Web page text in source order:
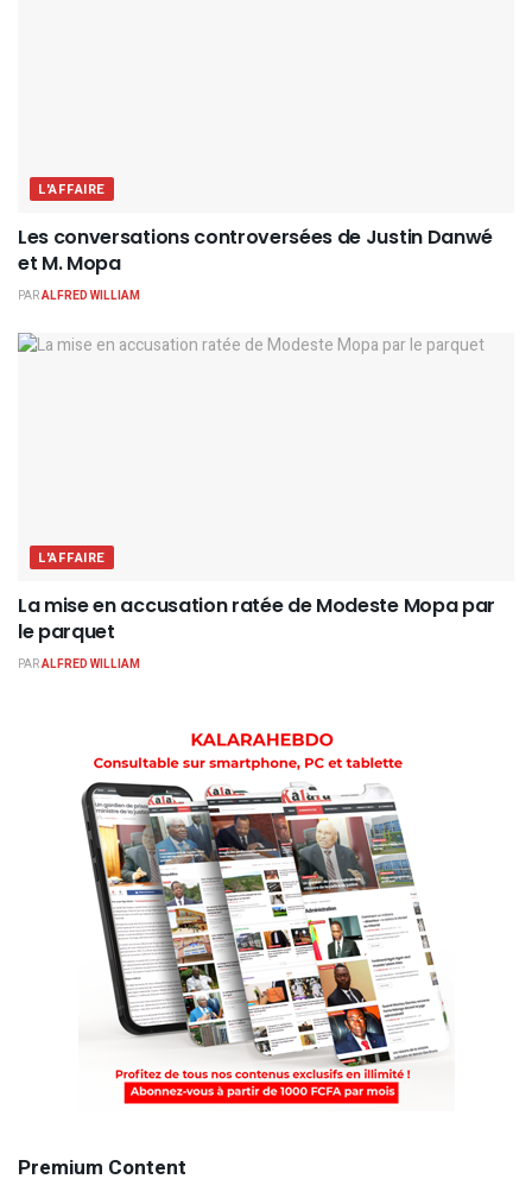
L'AFFAIRE
Les conversations controversées de Justin Danwé
et M. Mopa
PARALFRED WILLIAM
L'AFFAIRE
La mise en accusation ratée de Modeste Mopa par
le parquet
PARALFRED WILLIAM
Premium Content